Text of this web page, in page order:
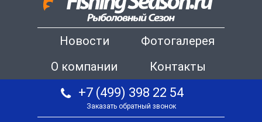
Новости
Фотогалерея
О компании
Контакты
+7 (499) 398 22 54
Заказать обратный звонок